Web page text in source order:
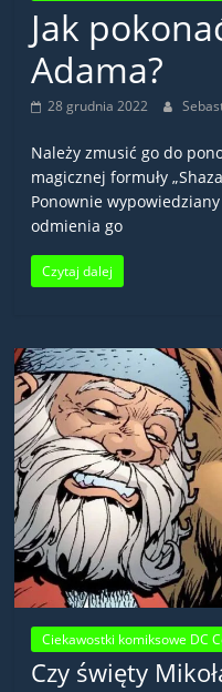
Jak
Adama?
28 grudnia 2022
Należy zmusić go do
magicznej formuły
Ponownie
odmienia go
Czytaj dalej
Ciekawostki komiksowe DC
Czy święty